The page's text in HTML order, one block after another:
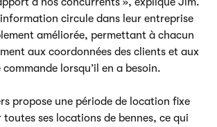
circule dans leur entreprise
améliorée, permettant à chacun
aux coordonnées des clients et aux
lorsqu’il en a besoin.
propose une période de location fixe
toutes ses locations de bennes, ce qui